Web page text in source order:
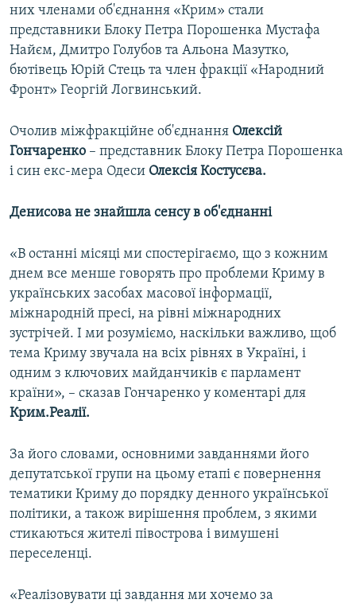
них членами об'єднання «Крим» стали
представники Блоку Петра Порошенка Мустафа
Найєм, Дмитро Голубов та Альона Мазутко,
бютівець Юрій Стець та член фракції «Народний
Фронт» Георгій Логвинський.
Очолив міжфракційне об'єднання Олексій
Гончаренко – представник Блоку Петра Порошенка
і син екс-мера Одеси Олексія Костусєва.
Денисова не знайшла сенсу в об'єднанні
«В останні місяці ми спостерігаємо, що з кожним
днем все менше говорять про проблеми Криму в
українських засобах масової інформації,
міжнародній пресі, на рівні міжнародних
зустрічей. І ми розуміємо, наскільки важливо, щоб
тема Криму звучала на всіх рівнях в Україні, і
одним з ключових майданчиків є парламент
країни», – сказав Гончаренко у коментарі для
Крим.Реалії.
За його словами, основними завданнями його
депутатської групи на цьому етапі є повернення
тематики Криму до порядку денного української
політики, а також вирішення проблем, з якими
стикаються жителі півострова і вимушені
переселенці.
«Реалізовувати ці завдання ми хочемо за